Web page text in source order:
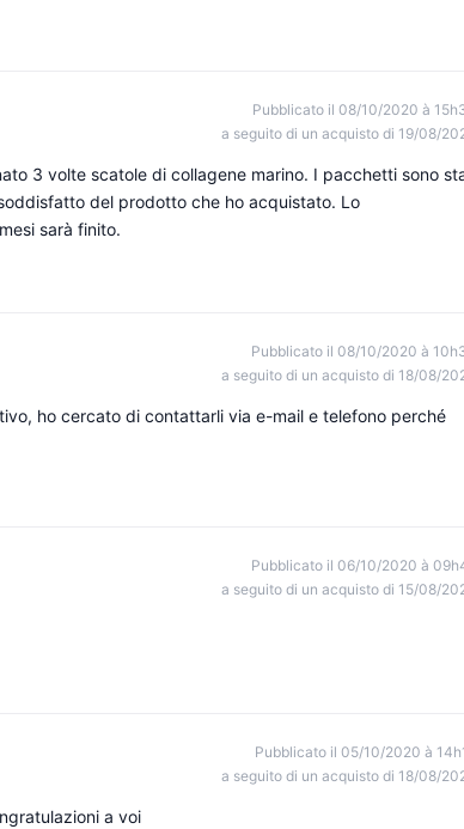
Pubblicato il 08/10/2020 à
a seguito di un acquisto di 19/08/
3 volte scatole di collagene marino. I pacchetti sono
del prodotto che ho acquistato. Lo
sarà finito.
Pubblicato il 08/10/2020 à
a seguito di un acquisto di 18/08/
ho cercato di contattarli via e-mail e telefono perché
Pubblicato il 06/10/2020 à
a seguito di un acquisto di 15/08/
Pubblicato il 05/10/2020 à
a seguito di un acquisto di 18/08/
a voi